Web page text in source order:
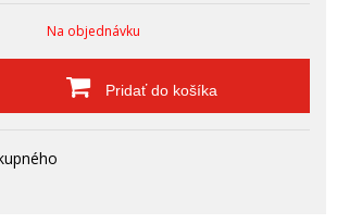
Na objednávku
Pridať do košíka